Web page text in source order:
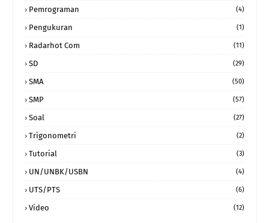
Pemrograman (4)
Pengukuran (1)
Radarhot Com (11)
SD (29)
SMA (50)
SMP (57)
Soal (27)
Trigonometri (2)
Tutorial (3)
UN/UNBK/USBN (4)
UTS/PTS (6)
Video (12)